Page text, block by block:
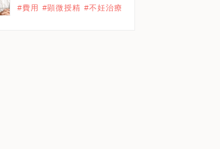
#費用 #顕微授精 #不妊治療